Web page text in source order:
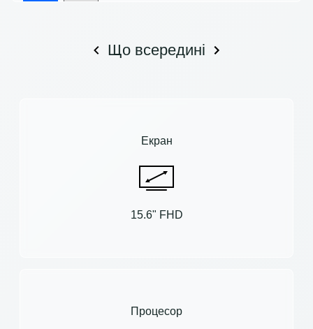
Що всередині
Екран
15.6" FHD
Процесор